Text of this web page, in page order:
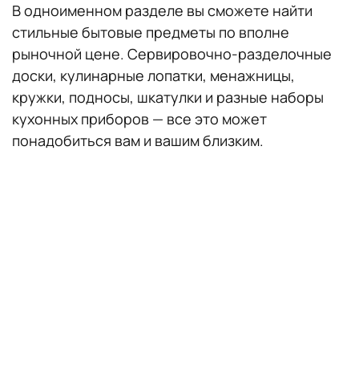
В одноименном разделе вы сможете найти
стильные бытовые предметы по вполне
рыночной цене. Сервировочно-разделочные
доски, кулинарные лопатки, менажницы,
кружки, подносы, шкатулки и разные наборы
кухонных приборов — все это может
понадобиться вам и вашим близким.